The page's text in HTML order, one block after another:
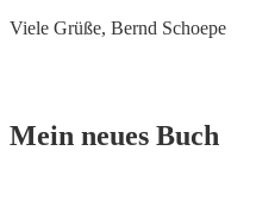
Viele Grüße, Bernd Schoepe
Mein neues Buch